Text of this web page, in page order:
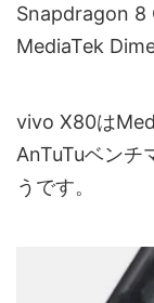
Snapdragon 8
MediaTek
vivo X80は
AnTuTuベンチ
うです。